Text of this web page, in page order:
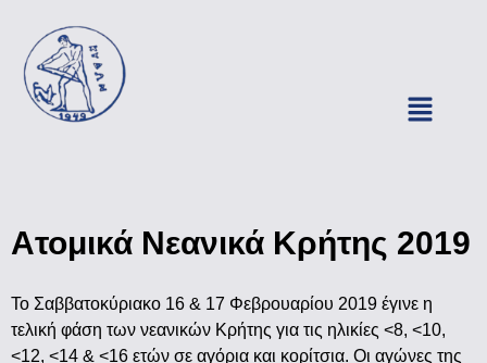
Ατομικά Νεανικά Κρήτης 2019
Το Σαββατοκύριακο 16 & 17 Φεβρουαρίου 2019 έγινε η
τελική φάση των νεανικών Κρήτης για τις ηλικίες <8, <10,
<12, <14 & <16 ετών σε αγόρια και κορίτσια. Οι αγώνες της